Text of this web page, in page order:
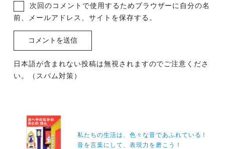
次回のコメントで使用するためブラウザーに自分の名
前、メールアドレス、サイトを保存する。
日本語が含まれない投稿は無視されますのでご注意くださ
い。（スパム対策）
私たちの生活は、色々な音であふれている！
音を言葉にして、表現力を磨こう！